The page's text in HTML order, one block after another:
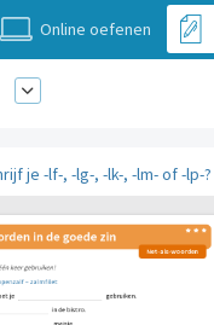
Online oefenen
je -lf-, -lg-, -lk-, -lm- of -lp-?